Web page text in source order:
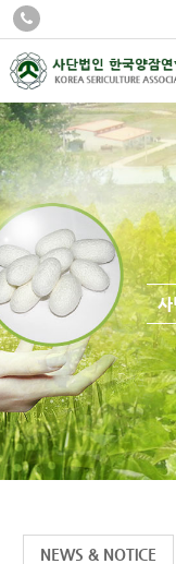
사
NEWS & NOTICE